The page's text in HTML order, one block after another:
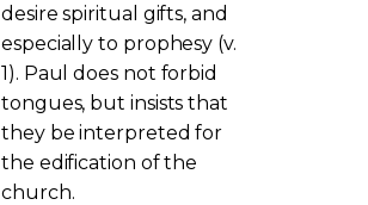
desire spiritual gifts, and
especially to prophesy (v.
1). Paul does not forbid
tongues, but insists that
they be interpreted for
the edification of the
church.